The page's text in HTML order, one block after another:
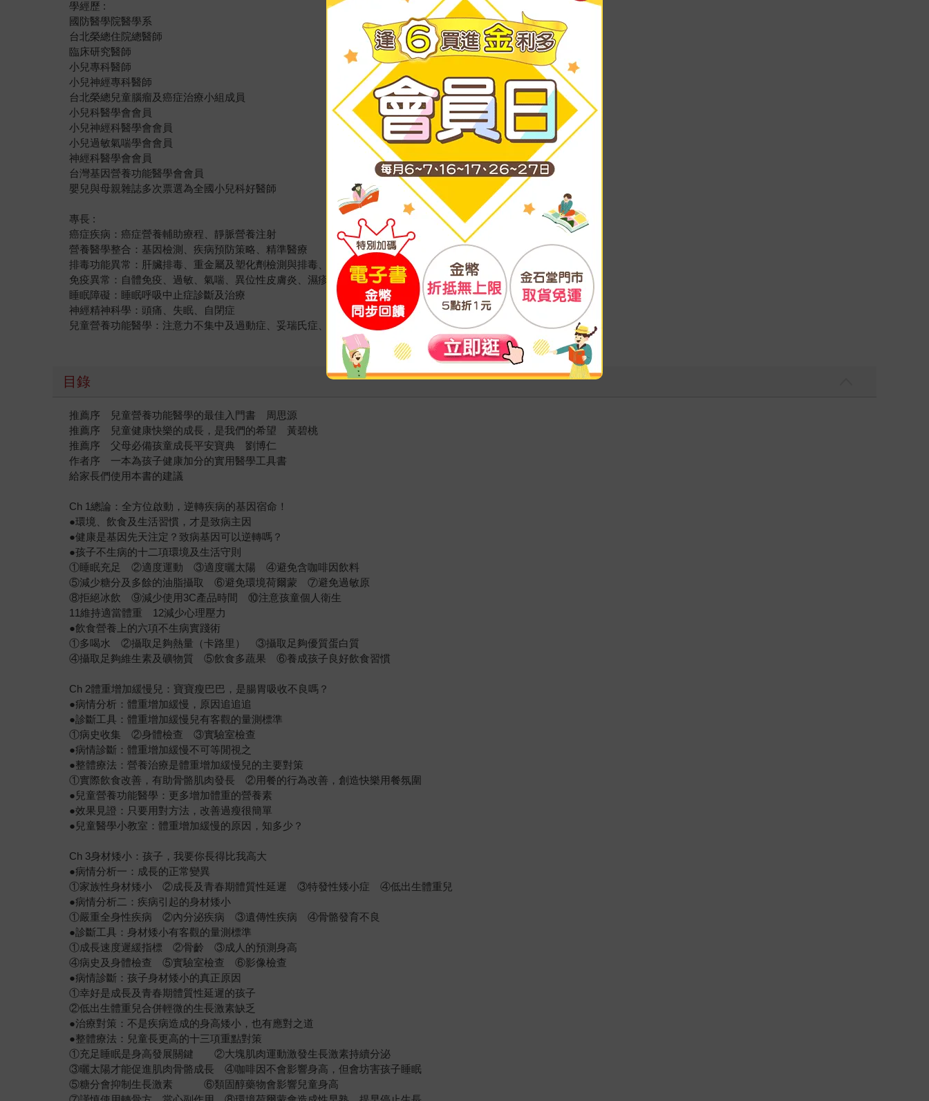
學經歷 :
國防醫學院醫學系
台北榮總住院總醫師
臨床研究醫師
小兒專科醫師
小兒神經專科醫師
台北榮總兒童腦瘤及癌症治療小組成員
小兒科醫學會會員
小兒神經科醫學會會員
小兒過敏氣喘學會會員
神經科醫學會會員
台灣基因營養功能醫學會會員
嬰兒與母親雜誌多次票選為全國小兒科好醫師
專長 :
癌症疾病：癌症營養輔助療程、靜脈營養注射
營養醫學整合：基因檢測、疾病預防策略、精準醫療
排毒功能異常：肝臟排毒、重金屬及塑化劑檢測與排毒、
免疫異常：自體免疫、過敏、氣喘、異位性皮膚炎、濕疹、免疫力失調、急慢性過敏原檢測
睡眠障礙：睡眠呼吸中止症診斷及治療
神經精神科學：頭痛、失眠、自閉症
兒童營養功能醫學：注意力不集中及過動症、妥瑞氏症、體重過輕過重、癲癇、身高不足
目錄
推薦序 兒童營養功能醫學的最佳入門書 周思源
推薦序 兒童健康快樂的成長，是我們的希望 黃碧桃
推薦序 父母必備孩童成長平安寶典 劉博仁
作者序 一本為孩子健康加分的實用醫學工具書
給家長們使用本書的建議
Ch 1總論：全方位啟動，逆轉疾病的基因宿命！
●環境、飲食及生活習慣，才是致病主因
●健康是基因先天注定？致病基因可以逆轉嗎？
●孩子不生病的十二項環境及生活守則
①睡眠充足 ②適度運動 ③適度曬太陽 ④避免含咖啡因飲料
⑤減少糖分及多餘的油脂攝取 ⑥避免環境荷爾蒙 ⑦避免過敏原
⑧拒絕冰飲 ⑨減少使用3C產品時間 ⑩注意孩童個人衛生
11維持適當體重 12減少心理壓力
●飲食營養上的六項不生病實踐術
①多喝水 ②攝取足夠熱量（卡路里） ③攝取足夠優質蛋白質
④攝取足夠維生素及礦物質 ⑤飲食多蔬果 ⑥養成孩子良好飲食習慣
Ch 2體重增加緩慢兒：寶寶瘦巴巴，是腸胃吸收不良嗎？
●病情分析：體重增加緩慢，原因追追追
●診斷工具：體重增加緩慢兒有客觀的量測標準
①病史收集 ②身體檢查 ③實驗室檢查
●病情診斷：體重增加緩慢不可等閒視之
●整體療法：營養治療是體重增加緩慢兒的主要對策
①實際飲食改善，有助骨骼肌肉發長 ②用餐的行為改善，創造快樂用餐氛圍
●兒童營養功能醫學：更多增加體重的營養素
●效果見證：只要用對方法，改善過瘦很簡單
●兒童醫學小教室：體重增加緩慢的原因，知多少？
Ch 3身材矮小：孩子，我要你長得比我高大
●病情分析一：成長的正常變異
①家族性身材矮小 ②成長及青春期體質性延遲 ③特發性矮小症 ④低出生體重兒
●病情分析二：疾病引起的身材矮小
①嚴重全身性疾病 ②內分泌疾病 ③遺傳性疾病 ④骨骼發育不良
●診斷工具：身材矮小有客觀的量測標準
①成長速度遲緩指標 ②骨齡 ③成人的預測身高
④病史及身體檢查 ⑤實驗室檢查 ⑥影像檢查
●病情診斷：孩子身材矮小的真正原因
①幸好是成長及青春期體質性延遲的孩子
②低出生體重兒合併輕微的生長激素缺乏
●治療對策：不是疾病造成的身高矮小，也有應對之道
●整體療法：兒童長更高的十三項重點對策
①充足睡眠是身高發展關鍵 ②大塊肌肉運動激發生長激素持續分泌
③曬太陽才能促進肌肉骨骼成長 ④咖啡因不會影響身高，但會坊害孩子睡眠
⑤糖分會抑制生長激素 ⑥類固醇藥物會影響兒童身高